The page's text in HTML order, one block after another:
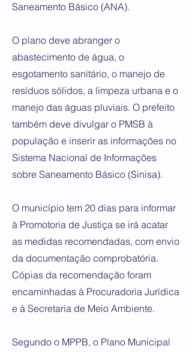
Saneamento Básico (ANA).
O plano deve abranger o
abastecimento de água, o
esgotamento sanitário, o manejo de
resíduos sólidos, a limpeza urbana e o
manejo das águas pluviais. O prefeito
também deve divulgar o PMSB à
população e inserir as informações no
Sistema Nacional de Informações
sobre Saneamento Básico (Sinisa).
O município tem 20 dias para informar
à Promotoria de Justiça se irá acatar
as medidas recomendadas, com envio
da documentação comprobatória.
Cópias da recomendação foram
encaminhadas à Procuradoria Jurídica
e à Secretaria de Meio Ambiente.
Segundo o MPPB, o Plano Municipal